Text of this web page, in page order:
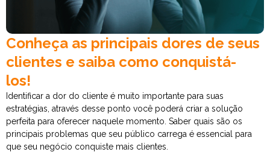
Conheça as principais dores de seus
clientes e saiba como conquistá-
los!
Identificar a dor do cliente é muito importante para suas
estratégias, através desse ponto você poderá criar a solução
perfeita para oferecer naquele momento. Saber quais são os
principais problemas que seu público carrega é essencial para
que seu negócio conquiste mais clientes.